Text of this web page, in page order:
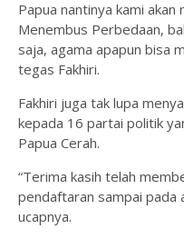
Papua nantinya kami
Menembus Perbedaan,
saja, agama apapun bisa
tegas Fakhiri.
Fakhiri juga tak lupa
kepada 16 partai politik
Papua Cerah.
“Terima kasih telah
pendaftaran sampai pada
ucapnya.